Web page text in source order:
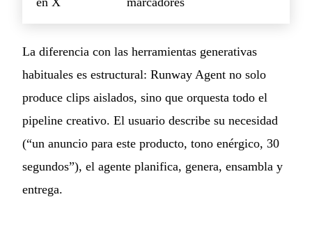
La diferencia con las herramientas generativas
habituales es estructural: Runway Agent no solo
produce clips aislados, sino que orquesta todo el
pipeline creativo. El usuario describe su necesidad
(“un anuncio para este producto, tono enérgico, 30
segundos”), el agente planifica, genera, ensambla y
entrega.